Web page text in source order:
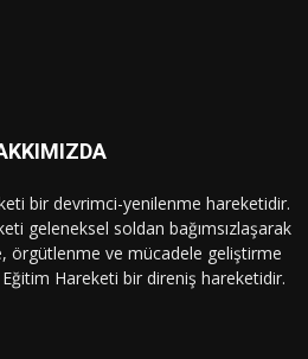
bir devrimci-yenilenme hareketidir.
geleneksel soldan bağımsızlaşarak
örgütlenme ve mücadele geliştirme
Hareketi bir direniş hareketidir.